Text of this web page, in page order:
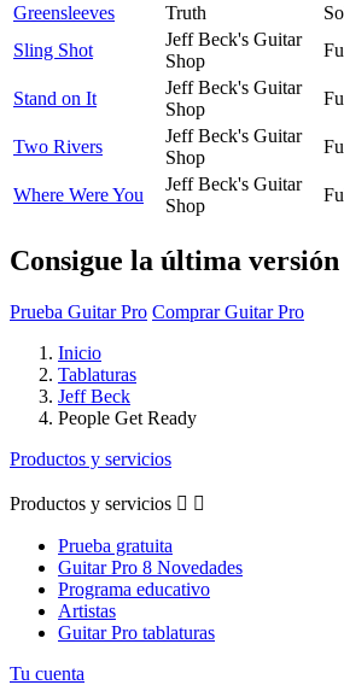
Greensleeves
Truth
Sling Shot
Jeff Beck's Guitar
Shop
Stand on It
Jeff Beck's Guitar
Shop
Two Rivers
Jeff Beck's Guitar
Shop
Where Were You
Jeff Beck's Guitar
Shop
Consigue la última
Prueba Guitar Pro Comprar Guitar Pro
Inicio
Tablaturas
Jeff Beck
People Get Ready
Productos y servicios
Productos y servicios  
Prueba gratuita
Guitar Pro 8 Novedades
Programa educativo
Artistas
Guitar Pro tablaturas
Tu cuenta